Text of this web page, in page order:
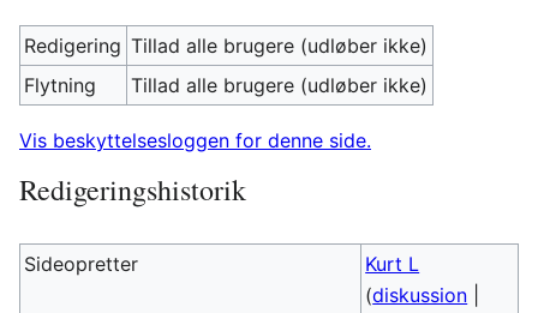
Redigering Tillad alle brugere (udløber ikke)
Flytning
Tillad alle brugere (udløber ikke)
Vis beskyttelsesloggen for denne side.
Redigeringshistorik
Sideopretter
Kurt L
(diskussion